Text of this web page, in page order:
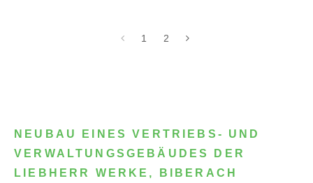
1 2
NEUBAU EINES VERTRIEBS- UND
VERWALTUNGSGEBÄUDES DER
LIEBHERR WERKE, BIBERACH